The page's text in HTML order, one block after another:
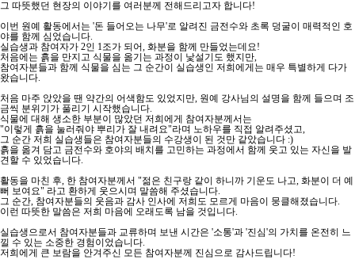
그 따뜻했던 현장의 이야기를 여러분께 전해드리고자 합니다!
이번 원예 활동에서는 '돈 들어오는 나무'로 알려진 금전수와 초록 덩굴이 매력적인 호
야를 함께 심었습니다.
실습생과 참여자가 2인 1조가 되어, 화분을 함께 만들었는데요!
처음에는 흙을 만지고 식물을 옮기는 과정이 낯설기도 했지만,
참여자분들과 함께 식물을 심는 그 순간이 실습생인 저희에게는 매우 특별하게 다가
왔습니다.
처음 마주 앉았을 땐 약간의 어색함도 있었지만, 원예 강사님의 설명을 함께 들으며 조
금씩 분위기가 풀리기 시작했습니다.
식물에 대해 생소한 부분이 많았던 저희에게 참여자분께서는
"이렇게 흙을 눌러줘야 뿌리가 잘 내려요"라며 노하우를 직접 알려주셨고,
그 순간 저희 실습생들은 참여자분들의 수강생이 된 것만 같았습니다 :)
흙을 옮겨 담고 금전수와 호야의 배치를 고민하는 과정에서 함께 웃고 있는 자신을 발
견할 수 있었습니다.
활동을 마친 후, 한 참여자분께서 "젊은 친구랑 같이 하니까 기운도 나고, 화분이 더 예
뻐 보여요" 라고 환하게 웃으시며 말씀해 주셨습니다.
그 순간, 참여자분들의 웃음과 감사 인사에 저희도 모르게 마음이 뭉클해졌습니다.
이런 따뜻한 말씀은 저희 마음에 오래도록 남을 것입니다.
실습생으로서 참여자분들과 교류하며 보낸 시간은 '소통'과 '진심'의 가치를 온전히 느
낄 수 있는 소중한 경험이었습니다.
저희에게 큰 보람을 안겨주신 모든 참여자분께 진심으로 감사드립니다!